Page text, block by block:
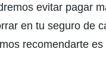
evitar pagar
en tu seguro de
recomendarte